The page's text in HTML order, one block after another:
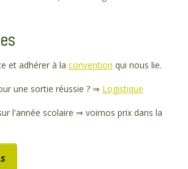
et adhérer à la convention qui nous lie.
une sortie réussie ? ⇒ Logistique
l'année scolaire ⇒ voirnos prix dans la